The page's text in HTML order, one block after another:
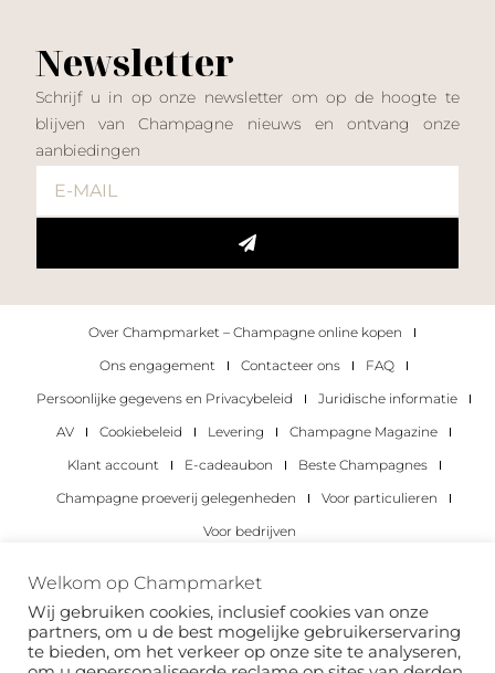
Newsletter
Schrijf u in op onze newsletter om op de hoogte te
blijven van Champagne nieuws en ontvang onze
aanbiedingen
Over Champmarket – Champagne online kopen
Ons engagement
Contacteer ons
FAQ
Persoonlijke gegevens en Privacybeleid
Juridische informatie
AV
Cookiebeleid Levering
Champagne Magazine
Klant account
E-cadeaubon
Beste Champagnes
Champagne proeverij gelegenheden
Voor particulieren
Voor bedrijven
Copyright 2022 © alle rechten voorbehouden.
Welkom op Champmarket
Wij gebruiken cookies, inclusief cookies van onze
partners, om u de best mogelijke gebruikerservaring
te bieden, om het verkeer op onze site te analyseren,